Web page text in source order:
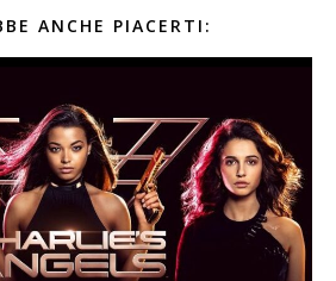
ANCHE PIACERTI: